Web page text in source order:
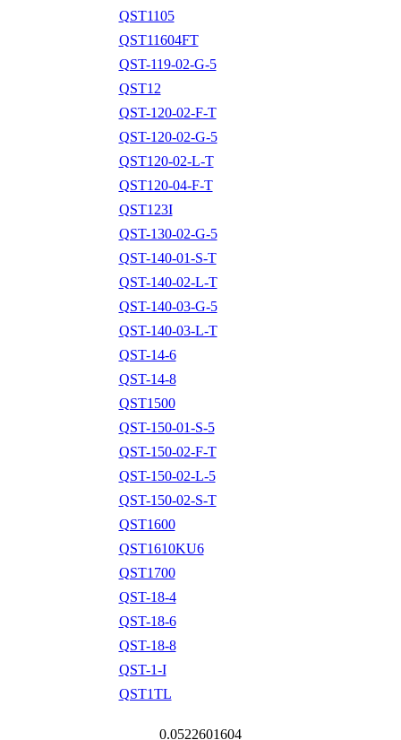
QST1105
QST11604FT
QST-119-02-G-5
QST12
QST-120-02-F-T
QST-120-02-G-5
QST120-02-L-T
QST120-04-F-T
QST123I
QST-130-02-G-5
QST-140-01-S-T
QST-140-02-L-T
QST-140-03-G-5
QST-140-03-L-T
QST-14-6
QST-14-8
QST1500
QST-150-01-S-5
QST-150-02-F-T
QST-150-02-L-5
QST-150-02-S-T
QST1600
QST1610KU6
QST1700
QST-18-4
QST-18-6
QST-18-8
QST-1-I
QST1TL
0.0522601604